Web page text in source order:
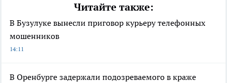
Читайте также:
В Бузулуке вынесли приговор курьеру телефонных
мошенников
14:11
В Оренбурге задержали подозреваемого в краже